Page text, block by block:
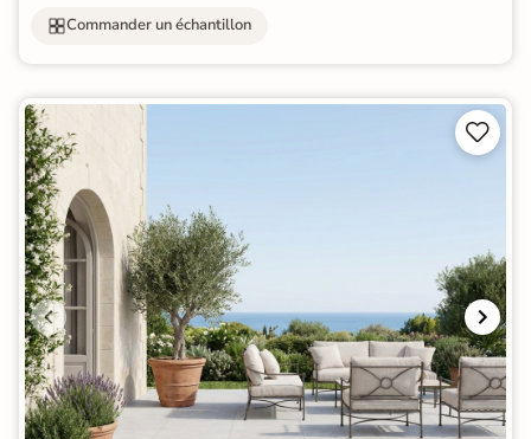
Commander un échantillon

